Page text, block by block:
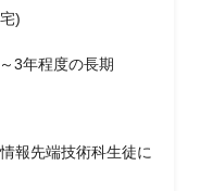
)
3年程度の長期
報先端技術科生徒に